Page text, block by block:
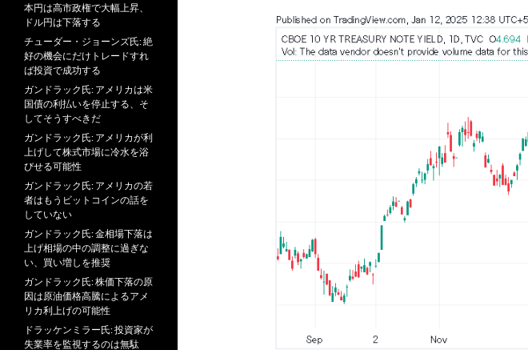
本円は高市政権で大幅上昇、
ドル円は下落する
チューダー・ジョーンズ氏: 絶
好の機会にだけトレードすれ
ば投資で成功する
ガンドラック氏: アメリカは米
国債の利払いを停止する、そ
してそうすべきだ
ガンドラック氏: アメリカが利
上げして株式市場に冷水を浴
びせる可能性
ガンドラック氏: アメリカの若
者はもうビットコインの話を
していない
ガンドラック氏: 金相場下落は
上げ相場の中の調整に過ぎな
い、買い増しを推奨
ガンドラック氏: 株価下落の原
因は原油価格高騰によるアメ
リカ利上げの可能性
ドラッケンミラー氏: 投資家が
失業率を監視するのは無駄